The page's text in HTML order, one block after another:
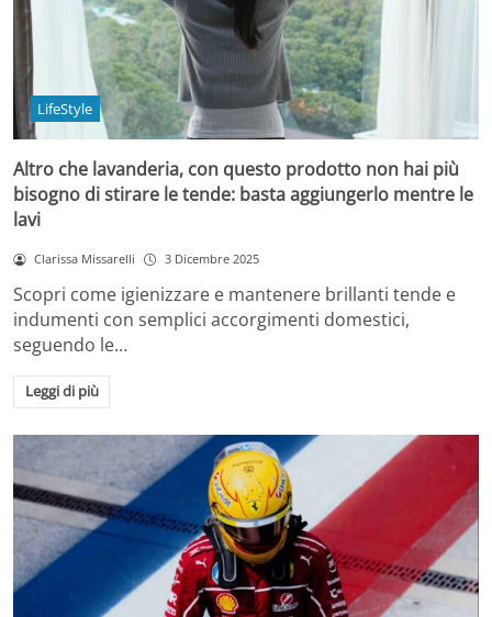
LifeStyle
Altro che lavanderia, con questo prodotto non hai più
bisogno di stirare le tende: basta aggiungerlo mentre le
lavi
Clarissa Missarelli 3 Dicembre 2025
Scopri come igienizzare e mantenere brillanti tende e
indumenti con semplici accorgimenti domestici,
seguendo le…
Leggi di più